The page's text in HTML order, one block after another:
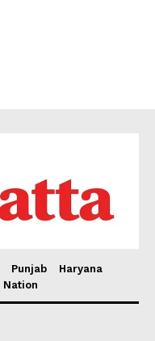
Punjab
Haryana
Nation